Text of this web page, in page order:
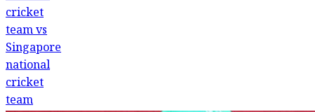
cricket
team vs
Singapore
national
cricket
team